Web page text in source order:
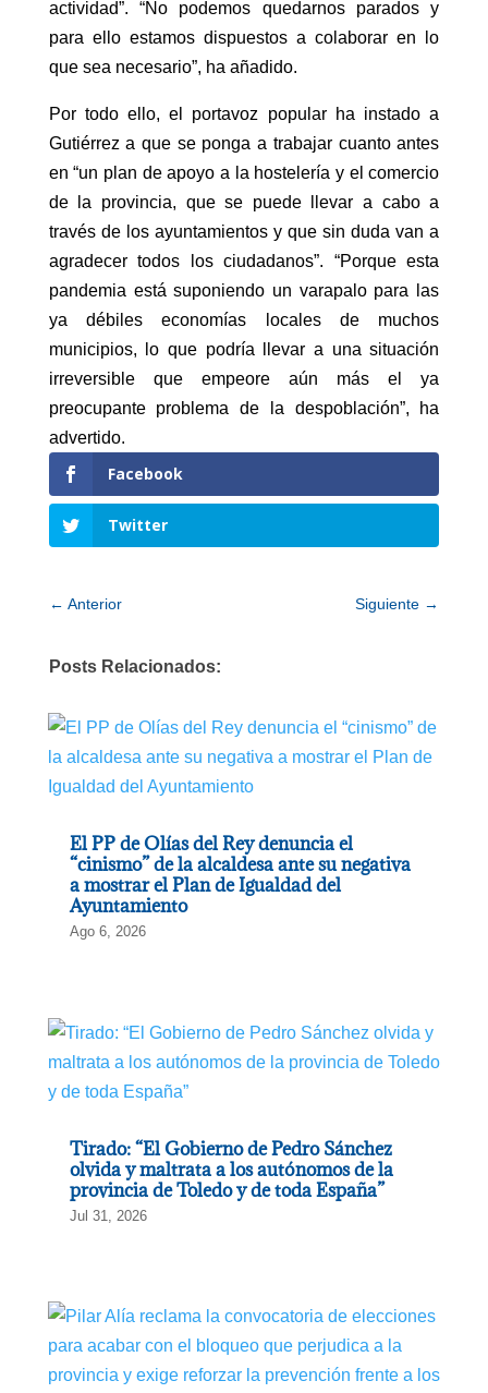
actividad”. “No podemos quedarnos parados y
para ello estamos dispuestos a colaborar en lo
que sea necesario”, ha añadido.
Por todo ello, el portavoz popular ha instado a
Gutiérrez a que se ponga a trabajar cuanto antes
en “un plan de apoyo a la hostelería y el comercio
de la provincia, que se puede llevar a cabo a
través de los ayuntamientos y que sin duda van a
agradecer todos los ciudadanos”. “Porque esta
pandemia está suponiendo un varapalo para las
ya débiles economías locales de muchos
municipios, lo que podría llevar a una situación
irreversible que empeore aún más el ya
preocupante problema de la despoblación”, ha
advertido.
Facebook
Twitter
← Anterior Siguiente →
Posts Relacionados:
El PP de Olías del Rey denuncia el
“cinismo” de la alcaldesa ante su negativa
a mostrar el Plan de Igualdad del
Ayuntamiento
Ago 6, 2026
Tirado: “El Gobierno de Pedro Sánchez
olvida y maltrata a los autónomos de la
provincia de Toledo y de toda España”
Jul 31, 2026